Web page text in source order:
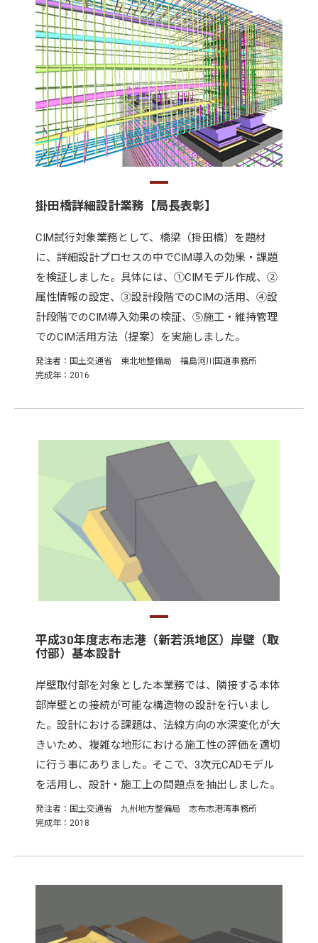
掛田橋詳細設計業務【局長表彰】
CIM試行対象業務として、橋梁（掛田橋）を題材
に、詳細設計プロセスの中でCIM導入の効果・課題
を検証しました。具体には、①CIMモデル作成、②
属性情報の設定、③設計段階でのCIMの活用、④設
計段階でのCIM導入効果の検証、⑤施工・維持管理
でのCIM活用方法（提案）を実施しました。
発注者：国土交通省 東北地整備局 福島河川国道事務所
完成年：2016
平成30年度志布志港（新若浜地区）岸壁（取
付部）基本設計
岸壁取付部を対象とした本業務では、隣接する本体
部岸壁との接続が可能な構造物の設計を行いまし
た。設計における課題は、法線方向の水深変化が大
きいため、複雑な地形における施工性の評価を適切
に行う事にありました。そこで、3次元CADモデル
を活用し、設計・施工上の問題点を抽出しました。
発注者：国土交通省 九州地方整備局 志布志港湾事務所
完成年：2018